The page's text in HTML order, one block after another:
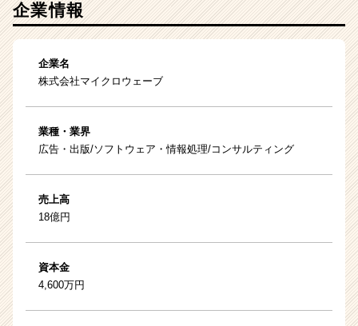
企業情報
企業名
株式会社マイクロウェーブ
業種・業界
広告・出版/ソフトウェア・情報処理/コンサルティング
売上高
18億円
資本金
4,600万円